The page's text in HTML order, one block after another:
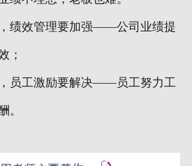
绩效管理要加强——公司业绩提
；
员工激励要解决——员工努力工
。